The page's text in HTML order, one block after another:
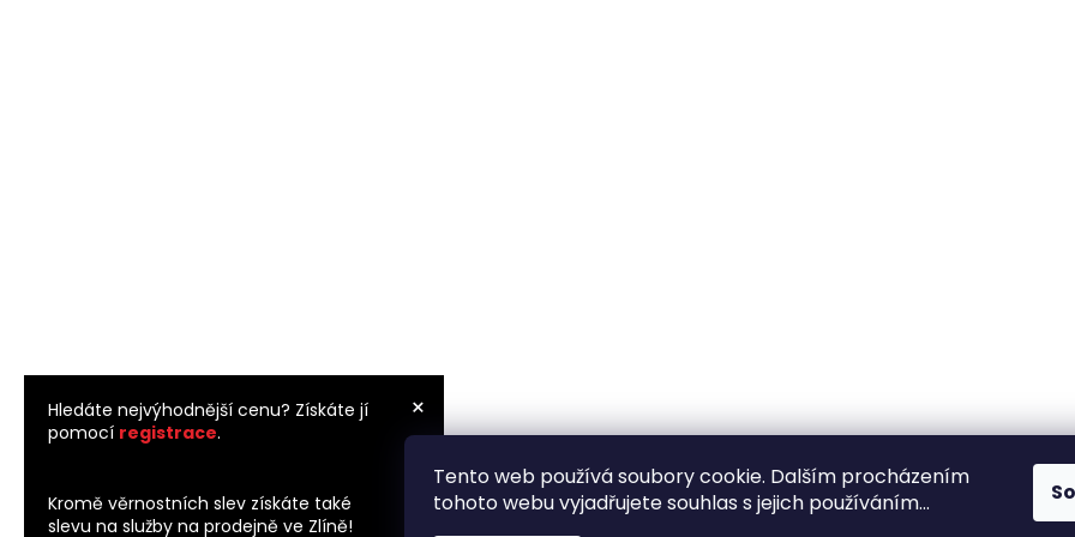
Tento web používá soubory cookie. Dalším procházením
tohoto webu vyjadřujete souhlas s jejich používáním...
×
Hledáte nejvýhodnější cenu? Získáte jí
pomocí registrace.
Kromě věrnostních slev získáte také
slevu na služby na prodejně ve Zlíně!